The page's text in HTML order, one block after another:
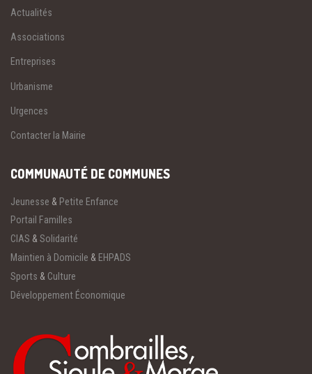
Actualités
Associations
Entreprises
Urbanisme
Urgences
Contacter la Mairie
COMMUNAUTÉ DE COMMUNES
Jeunesse & Petite Enfance
Portail Familles
CIAS &Solidarité
Maintien à Domicile & EHPADS
Sports & Culture
Développement Économique